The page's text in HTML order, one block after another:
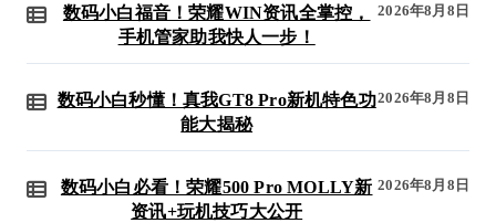
数码小白福音！荣耀WIN资讯全掌控，
手机管家助我快人一步！
2026年8月8日
数码小白秒懂！真我GT8 Pro新机特色功
能大揭秘
2026年8月8日
数码小白必看！荣耀500 Pro MOLLY新
资讯+玩机技巧大公开
2026年8月8日